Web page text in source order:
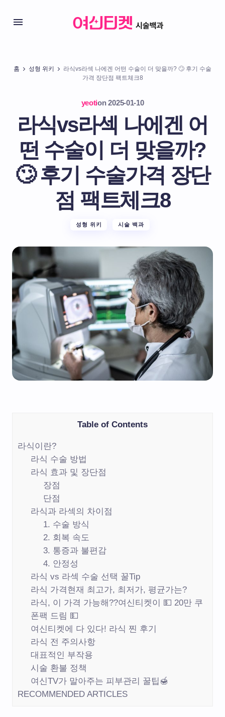
홈 성형 위키
라식vs라섹 나에겐 어떤 수술이 더 맞을까? 🙄 후기 수술
가격 장단점 팩트체크8
yeotion 2025-01-10
라식vs라섹 나에겐 어
떤 수술이 더 맞을까?
🙄 후기 수술가격 장단
점 팩트체크8
성형 위키 시술 백과
Table of Contents
라식이란?
라식 수술 방법
라식 효과 및 장단점
장점
단점
라식과 라섹의 차이점
1. 수술 방식
2. 회복 속도
3. 통증과 불편감
4. 안정성
라식 vs 라섹 수술 선택 꿀Tip
라식 가격현재 최고가, 최저가, 평균가는?
라식, 이 가격 가능해??여신티켓이 💵 20만 쿠
폰팩 드림 💵
여신티켓에 다 있다! 라식 찐 후기
라식 전 주의사항
대표적인 부작용
시술 환불 정책
여신TV가 말아주는 피부관리 꿀팁🍯
RECOMMENDED ARTICLES